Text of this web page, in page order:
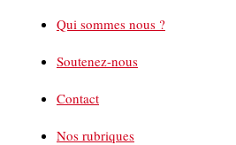
Qui sommes nous ?
Soutenez-nous
Contact
Nos rubriques